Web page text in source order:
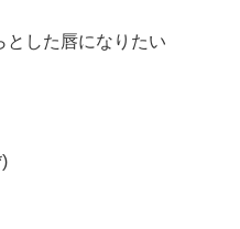
とした唇になりたい